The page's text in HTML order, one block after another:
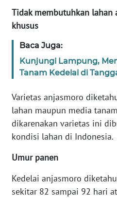
Tidak membutuhkan lahan
khusus
Baca Juga:
Kunjungi Lampung,
Tanam Kedelai di
Varietas anjasmoro
lahan maupun media
dikarenakan varietas ini
kondisi lahan di Indonesia.
Umur panen
Kedelai anjasmoro
sekitar 82 sampai 92 hari
Wahana
News
Regional
WN
WN
JAKARTA
JABAR
WN
BANTEN